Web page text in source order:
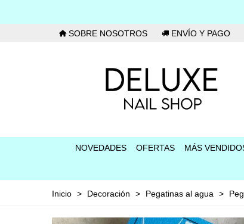
SOBRE NOSOTROS ENVÍO Y PAGO
NOVEDADES OFERTAS MÁS
Inicio > Decoración > Pegatinas al agua >